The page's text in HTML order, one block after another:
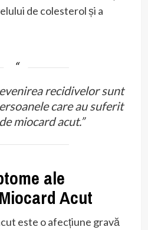
de colesterol și a
recidivelor sunt
care au suferit
miocard acut.”
ale
Acut
este o afecțiune gravă